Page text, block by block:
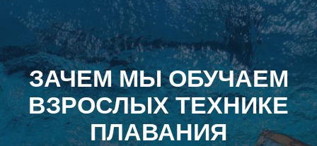
ЗАЧЕМ МЫ ОБУЧАЕМ
ВЗРОСЛЫХ ТЕХНИКЕ
ПЛАВАНИЯ